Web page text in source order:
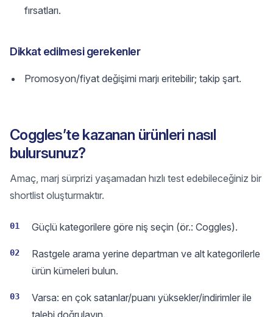
fırsatları.
Dikkat edilmesi gerekenler
Promosyon/fiyat değişimi marjı eritebilir; takip şart.
Coggles’te kazanan ürünleri nasıl
bulursunuz?
Amaç, marj sürprizi yaşamadan hızlı test edebileceğiniz bir
shortlist oluşturmaktır.
01 Güçlü kategorilere göre niş seçin (ör.: Coggles).
02
Rastgele arama yerine departman ve alt kategorilerle
ürün kümeleri bulun.
03
Varsa: en çok satanlar/puanı yüksekler/indirimler ile
talebi doğrulayın.